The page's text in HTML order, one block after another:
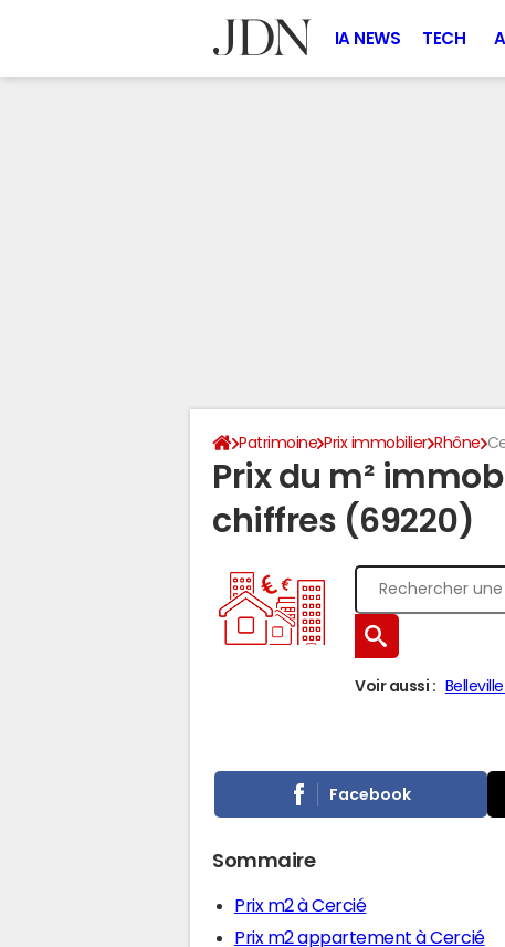
IA NEWS TECH
Patrimoine Prix immobilier Rhône
Prix du m²
chiffres (69220)
Voir aussi :
Facebook
Sommaire
Prix m2 à Cercié
Prix m2 appartement à Cercié